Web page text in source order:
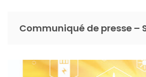
Communiqué de presse –